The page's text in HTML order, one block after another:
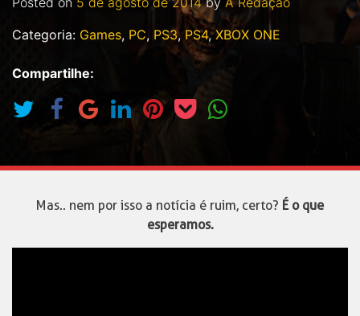
Categoria: Games, PC, PS3, PS4,XBOX ONE
Compartilhe:
Mas.. nem por isso a notícia é ruim, certo? É o que
esperamos.